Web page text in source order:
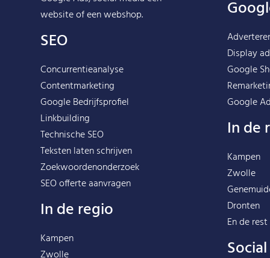
website of een webshop.
SEO
Concurrentieanalyse
Contentmarketing
Google Bedrijfsprofiel
Linkbuilding
Technische SEO
Teksten laten schrijven
Zoekwoordenonderzoek
SEO offerte aanvragen
In de regio
Kampen
Display
Google
Google
In de
Kampen
Zwolle
Dronten
En de